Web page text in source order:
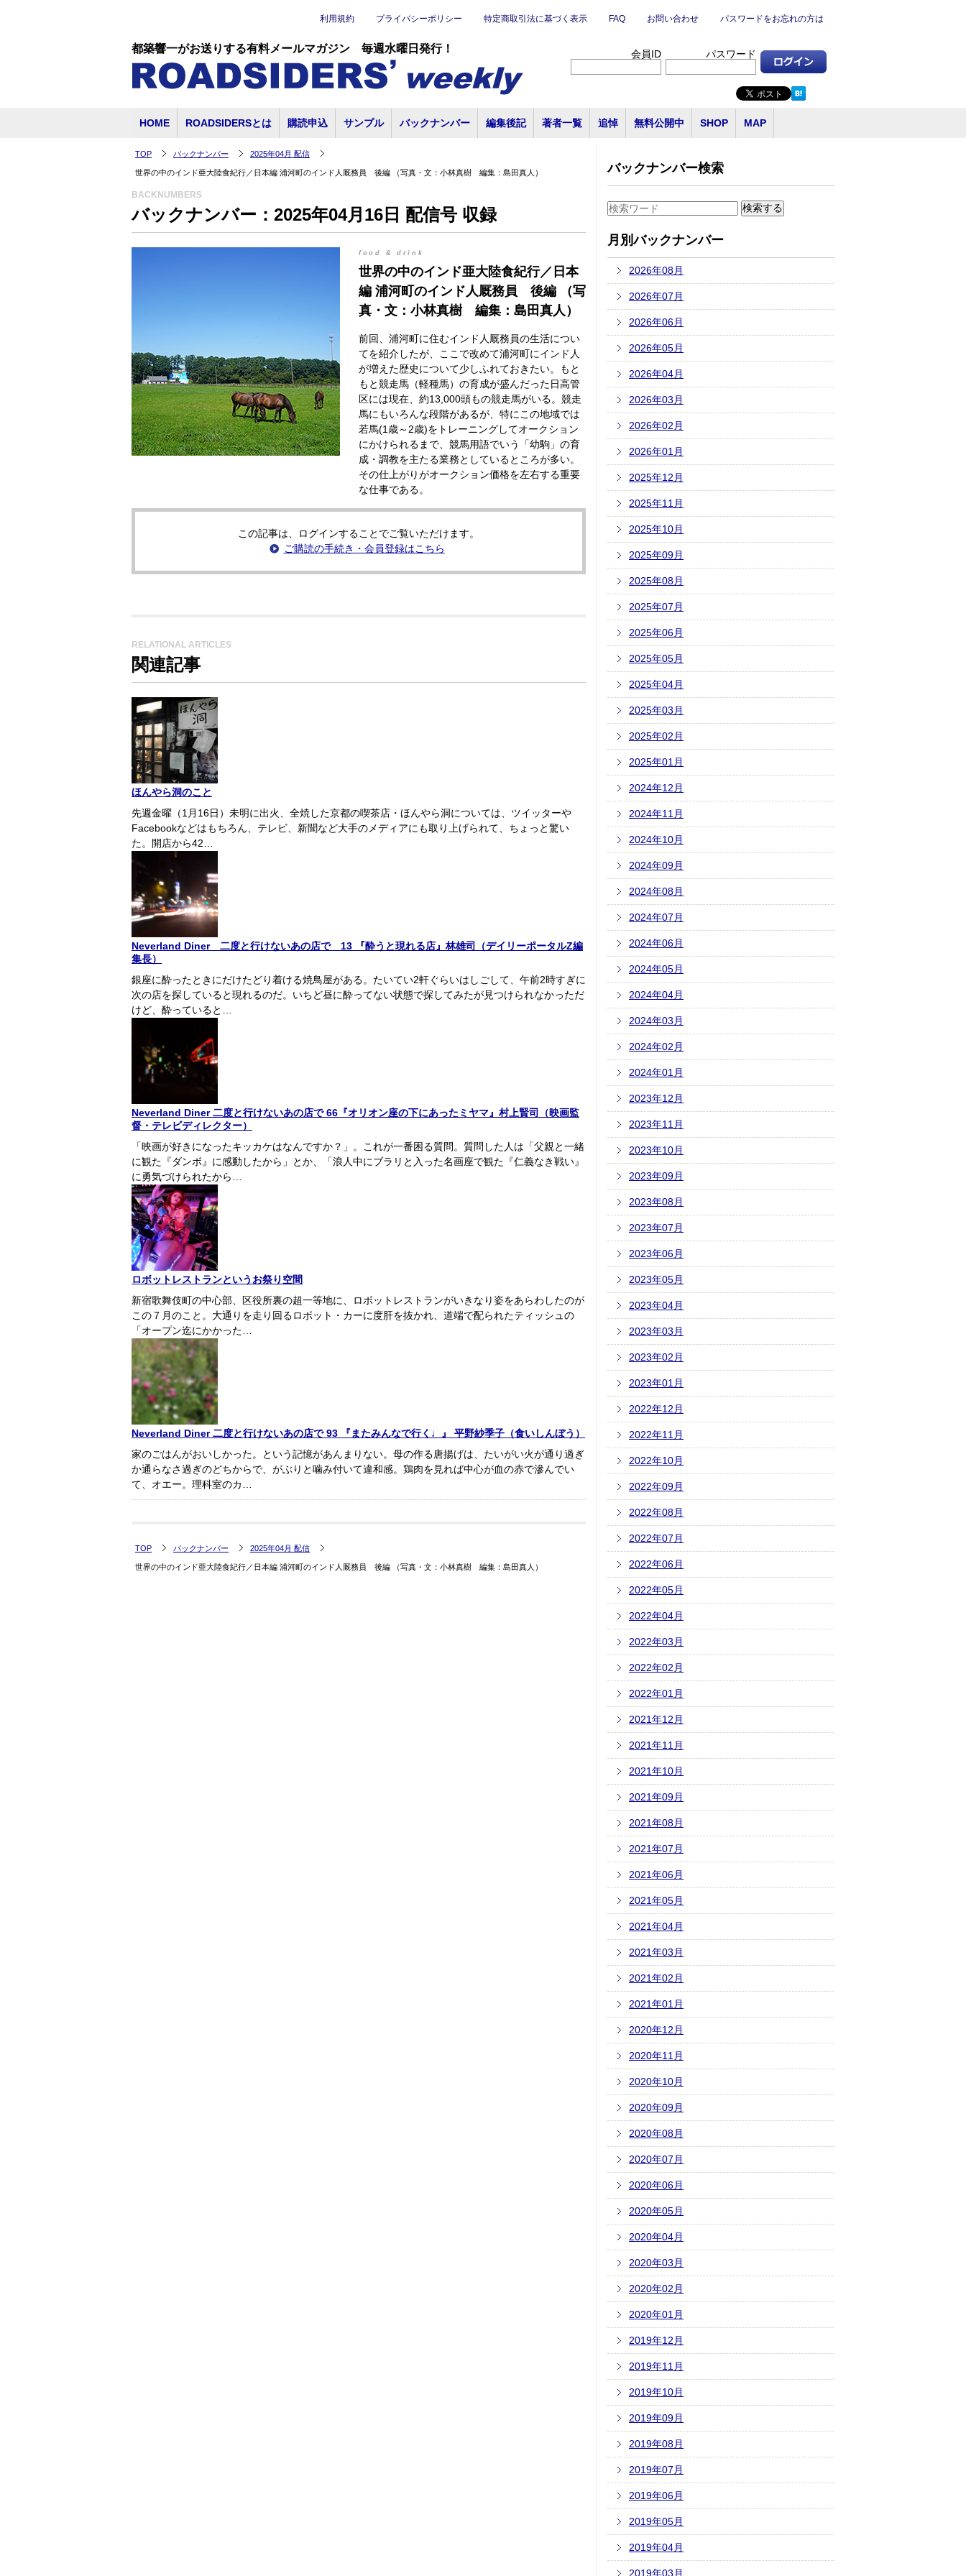
都築響一がお送りする有料メールマガジン 毎週水曜日発行！
利用規約 プライバシーポリシー 特定商取引法に基づく表示 FAQ お問い合わせ パスワードをお忘れの方は
会員ID パスワード
HOME ROADSIDERSとは 購読申込 サンプル バックナンバー 編集後記 著者一覧 追悼 無料公開中 SHOP MAP
TOP バックナンバー 2025年04月 配信
世界の中のインド亜大陸食紀行／日本編 浦河町のインド人厩務員 後編 （写真・文：小林真樹 編集：島田真人）
BACKNUMBERS
バックナンバー：2025年04月16日 配信号 収録
food & drink
世界の中のインド亜大陸食紀行／日本
編 浦河町のインド人厩務員 後編 （写
真・文：小林真樹 編集：島田真人）
前回、浦河町に住むインド人厩務員の生活につい
てを紹介したが、ここで改めて浦河町にインド人
が増えた歴史について少しふれておきたい。もと
もと競走馬（軽種馬）の育成が盛んだった日高管
区には現在、約13,000頭もの競走馬がいる。競走
馬にもいろんな段階があるが、特にこの地域では
若馬(1歳～2歳)をトレーニングしてオークション
にかけられるまで、競馬用語でいう「幼駒」の育
成・調教を主たる業務としているところが多い。
その仕上がりがオークション価格を左右する重要
な仕事である。
この記事は、ログインすることでご覧いただけます。
ご購読の手続き・会員登録はこちら
RELATIONAL ARTICLES
関連記事
ほんやら洞のこと
先週金曜（1月16日）未明に出火、全焼した京都の喫茶店・ほんやら洞については、ツイッターや
Facebookなどはもちろん、テレビ、新聞など大手のメディアにも取り上げられて、ちょっと驚い
た。開店から42…
Neverland Diner 二度と行けないあの店で 13 『酔うと現れる店』林雄司（デイリーポータルZ編
集長）
銀座に酔ったときにだけたどり着ける焼鳥屋がある。たいてい2軒ぐらいはしごして、午前2時すぎに
次の店を探していると現れるのだ。いちど昼に酔ってない状態で探してみたが見つけられなかっただ
けど、酔っていると…
Neverland Diner 二度と行けないあの店で 66『オリオン座の下にあったミヤマ』村上賢司（映画監
督・テレビディレクター）
「映画が好きになったキッカケはなんですか？」。これが一番困る質問。質問した人は「父親と一緒
に観た『ダンボ』に感動したから」とか、「浪人中にブラリと入った名画座で観た『仁義なき戦い』
に勇気づけられたから…
ロボットレストランというお祭り空間
新宿歌舞伎町の中心部、区役所裏の超一等地に、ロボットレストランがいきなり姿をあらわしたのが
この７月のこと。大通りを走り回るロボット・カーに度肝を抜かれ、道端で配られたティッシュの
「オープン迄にかかった…
Neverland Diner 二度と行けないあの店で 93 『またみんなで行く♩』 平野紗季子（食いしんぼう）
家のごはんがおいしかった。という記憶があんまりない。母の作る唐揚げは、たいがい火が通り過ぎ
か通らなさ過ぎのどちからで、がぶりと噛み付いて違和感。鶏肉を見れば中心が血の赤で滲んでい
て、オエー。理科室のカ…
TOP バックナンバー 2025年04月 配信
世界の中のインド亜大陸食紀行／日本編 浦河町のインド人厩務員 後編 （写真・文：小林真樹 編集：島田真人）
バックナンバー検索
月別バックナンバー
2026年08月
2026年07月
2026年06月
2026年05月
2026年04月
2026年03月
2026年02月
2026年01月
2025年12月
2025年11月
2025年10月
2025年09月
2025年08月
2025年07月
2025年06月
2025年05月
2025年04月
2025年03月
2025年02月
2025年01月
2024年12月
2024年11月
2024年10月
2024年09月
2024年08月
2024年07月
2024年06月
2024年05月
2024年04月
2024年03月
2024年02月
2024年01月
2023年12月
2023年11月
2023年10月
2023年09月
2023年08月
2023年07月
2023年06月
2023年05月
2023年04月
2023年03月
2023年02月
2023年01月
2022年12月
2022年11月
2022年10月
2022年09月
2022年08月
2022年07月
2022年06月
2022年05月
2022年04月
2022年03月
2022年02月
2022年01月
2021年12月
2021年11月
2021年10月
2021年09月
2021年08月
2021年07月
2021年06月
2021年05月
2021年04月
2021年03月
2021年02月
2021年01月
2020年12月
2020年11月
2020年10月
2020年09月
2020年08月
2020年07月
2020年06月
2020年05月
2020年04月
2020年03月
2020年02月
2020年01月
2019年12月
2019年11月
2019年10月
2019年09月
2019年08月
2019年07月
2019年06月
2019年05月
2019年04月
2019年03月